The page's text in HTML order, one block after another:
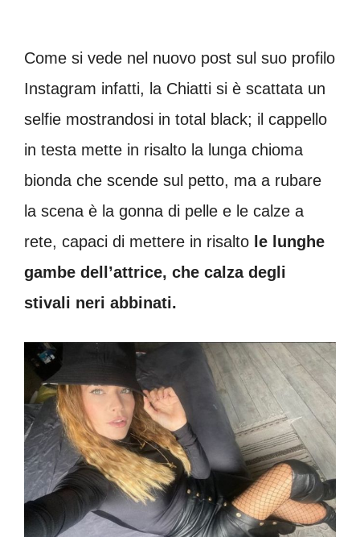
Come si vede nel nuovo post sul suo profilo
Instagram infatti, la Chiatti si è scattata un
selfie mostrandosi in total black; il cappello
in testa mette in risalto la lunga chioma
bionda che scende sul petto, ma a rubare
la scena è la gonna di pelle e le calze a
rete, capaci di mettere in risalto le lunghe
gambe dell’attrice, che calza degli
stivali neri abbinati.